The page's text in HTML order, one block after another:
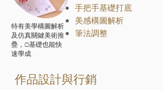
手把手基礎打底
美感構圖解析
​筆法調整
特有美學構圖解析
及仿真關鍵美術推
疊，0基礎也能快
速學成
作品設計與行銷